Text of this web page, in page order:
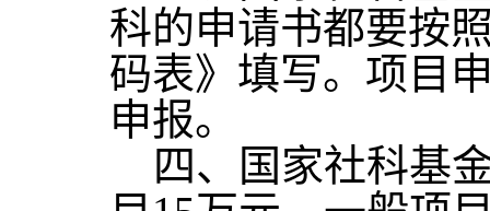
科的申请书都要按
码表》填写。项目
申报。
四、国家社科基